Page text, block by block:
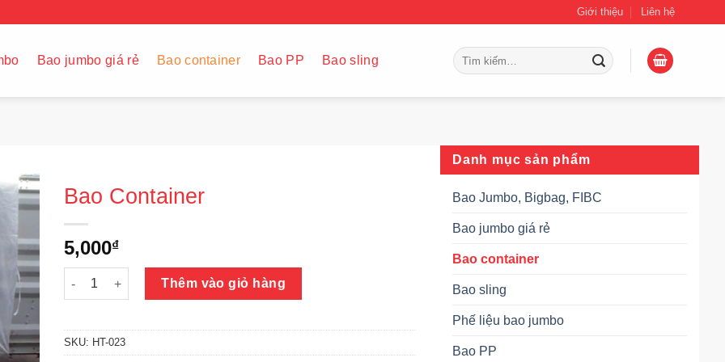
Giới thiệu Liên hệ
Bao jumbo giá rẻ Bao container Bao PP Bao sling
Tìm
kiếm:
Danh mục sản phẩm
Bao Jumbo, Bigbag, FIBC
Bao jumbo giá rẻ
Bao container
Bao sling
Phế liệu bao jumbo
Bao PP
Bao Container
5,000₫
Bao Container số lượng
Thêm vào giỏ hàng
SKU: HT-023